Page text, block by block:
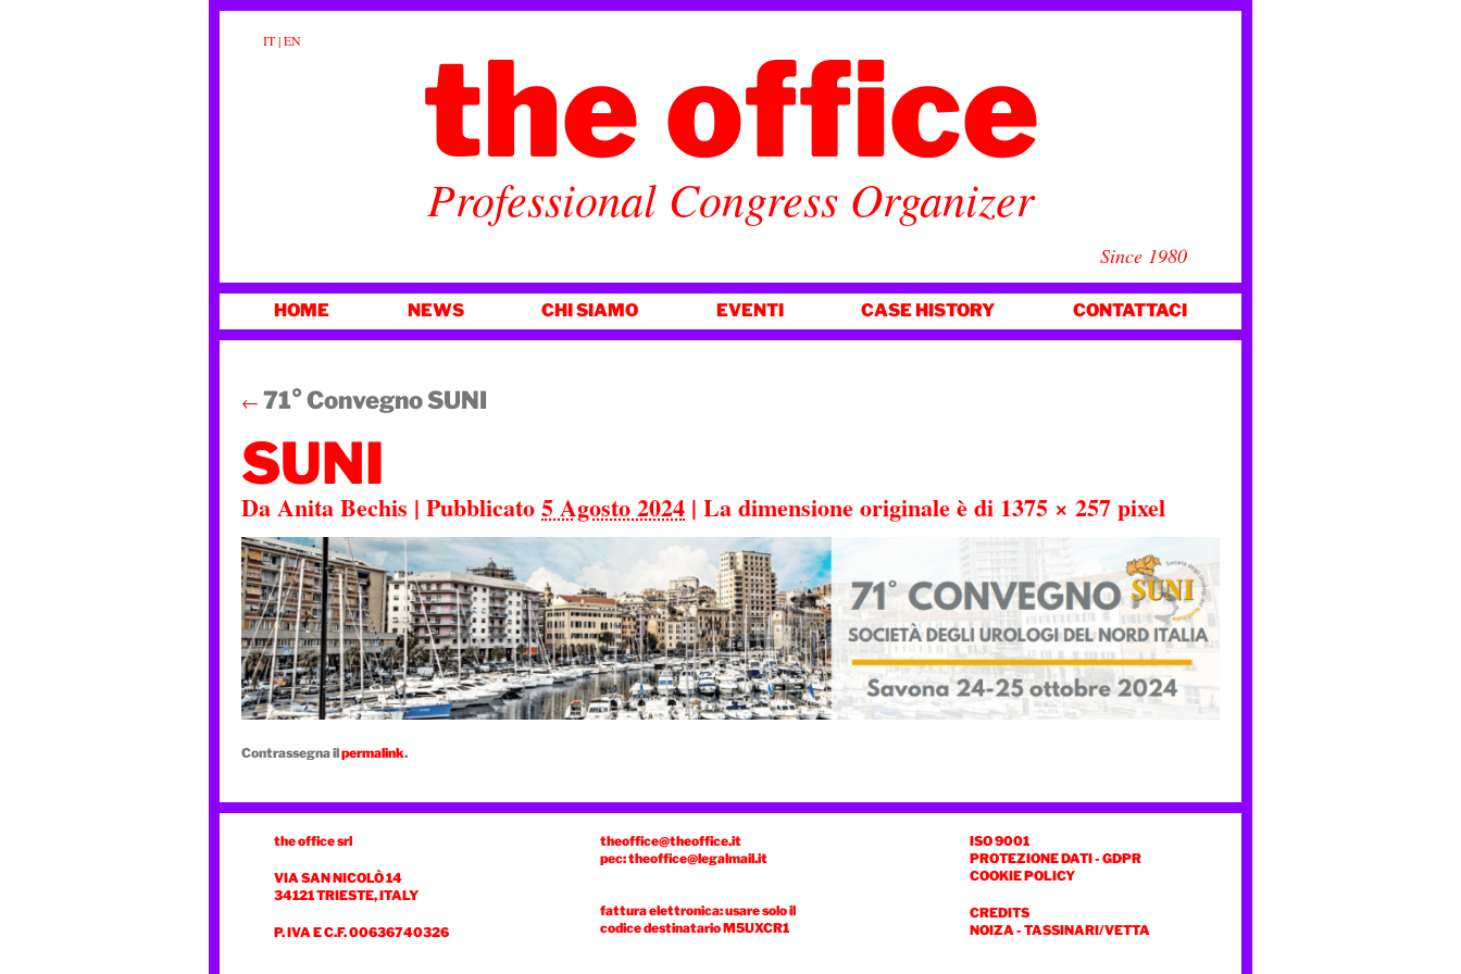
IT|EN the office
Professional Congress Organizer
Since 1980
AL
HOME NEWS CHI SIAMO EVENTI CASE HISTORY CONTATTACI
← 71° Convegno SUNI
SUNI
DaAnita Bechis | Pubblicato5 Agosto 2024 | La dimensione originale è di 1375 × 257pixel
Contrassegna ilpermalink.
the office srl
VIA SAN NICOLÒ 14
34121 TRIESTE, ITALY
P. IVA E C.F. 00636740326
theoffice@theoffice.it
pec: theoffice@legalmail.it
fattura elettronica: usare solo il
codice destinatarioM5UXCR1
ISO 9001
PROTEZIONE DATI - GDPR
COOKIE POLICY
CREDITS
NOIZA - TASSINARI/VETTA